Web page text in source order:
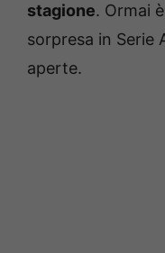
stagione. Ormai
sorpresa in Serie
aperte.